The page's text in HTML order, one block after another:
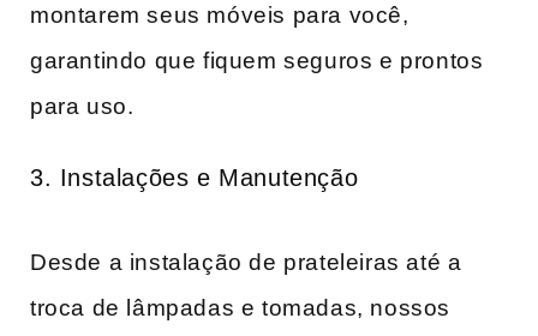
montarem seus móveis para você,
garantindo que fiquem seguros e prontos
para uso.
3. Instalações e Manutenção
Desde a instalação de prateleiras até a
troca de lâmpadas e tomadas, nossos